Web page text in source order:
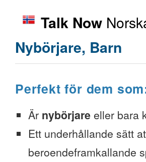
Talk Now
Nybörjare, Barn
Perfekt för dem
Är nybörjare eller bara
Ett underhållande sätt
beroendeframkallande